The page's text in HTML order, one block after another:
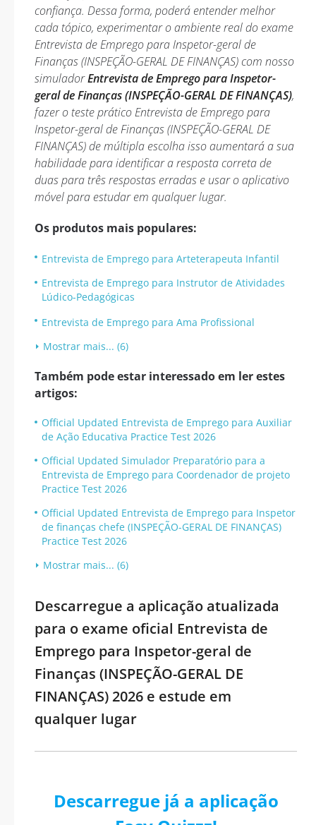
confiança. Dessa forma, poderá entender melhor
cada tópico, experimentar o ambiente real do exame
Entrevista de Emprego para Inspetor-geral de
Finanças (INSPEÇÃO-GERAL DE FINANÇAS) com nosso
simuladorEntrevista de Emprego para Inspetor-
geral de Finanças (INSPEÇÃO-GERAL DE FINANÇAS),
fazer o teste prático Entrevista de Emprego para
Inspetor-geral de Finanças (INSPEÇÃO-GERAL DE
FINANÇAS) de múltipla escolha isso aumentará a sua
habilidade para identificar a resposta correta de
duas para três respostas erradas e usar o aplicativo
móvel para estudar em qualquer lugar.
Os produtos mais populares:
Entrevista de Emprego para Arteterapeuta Infantil
Entrevista de Emprego para Instrutor de Atividades
Lúdico-Pedagógicas
Entrevista de Emprego para Ama Profissional
Mostrar mais... (6)
Também pode estar interessado em ler estes
artigos:
Official Updated Entrevista de Emprego para Auxiliar
de Ação Educativa Practice Test 2026
Official Updated Simulador Preparatório para a
Entrevista de Emprego para Coordenador de projeto
Practice Test 2026
Official Updated Entrevista de Emprego para Inspetor
de finanças chefe (INSPEÇÃO-GERAL DE FINANÇAS)
Practice Test 2026
Mostrar mais... (6)
Descarregue a aplicação atualizada
para o exame oficial Entrevista de
Emprego para Inspetor-geral de
Finanças (INSPEÇÃO-GERAL DE
FINANÇAS) 2026 e estude em
qualquer lugar
Descarregue já a aplicação